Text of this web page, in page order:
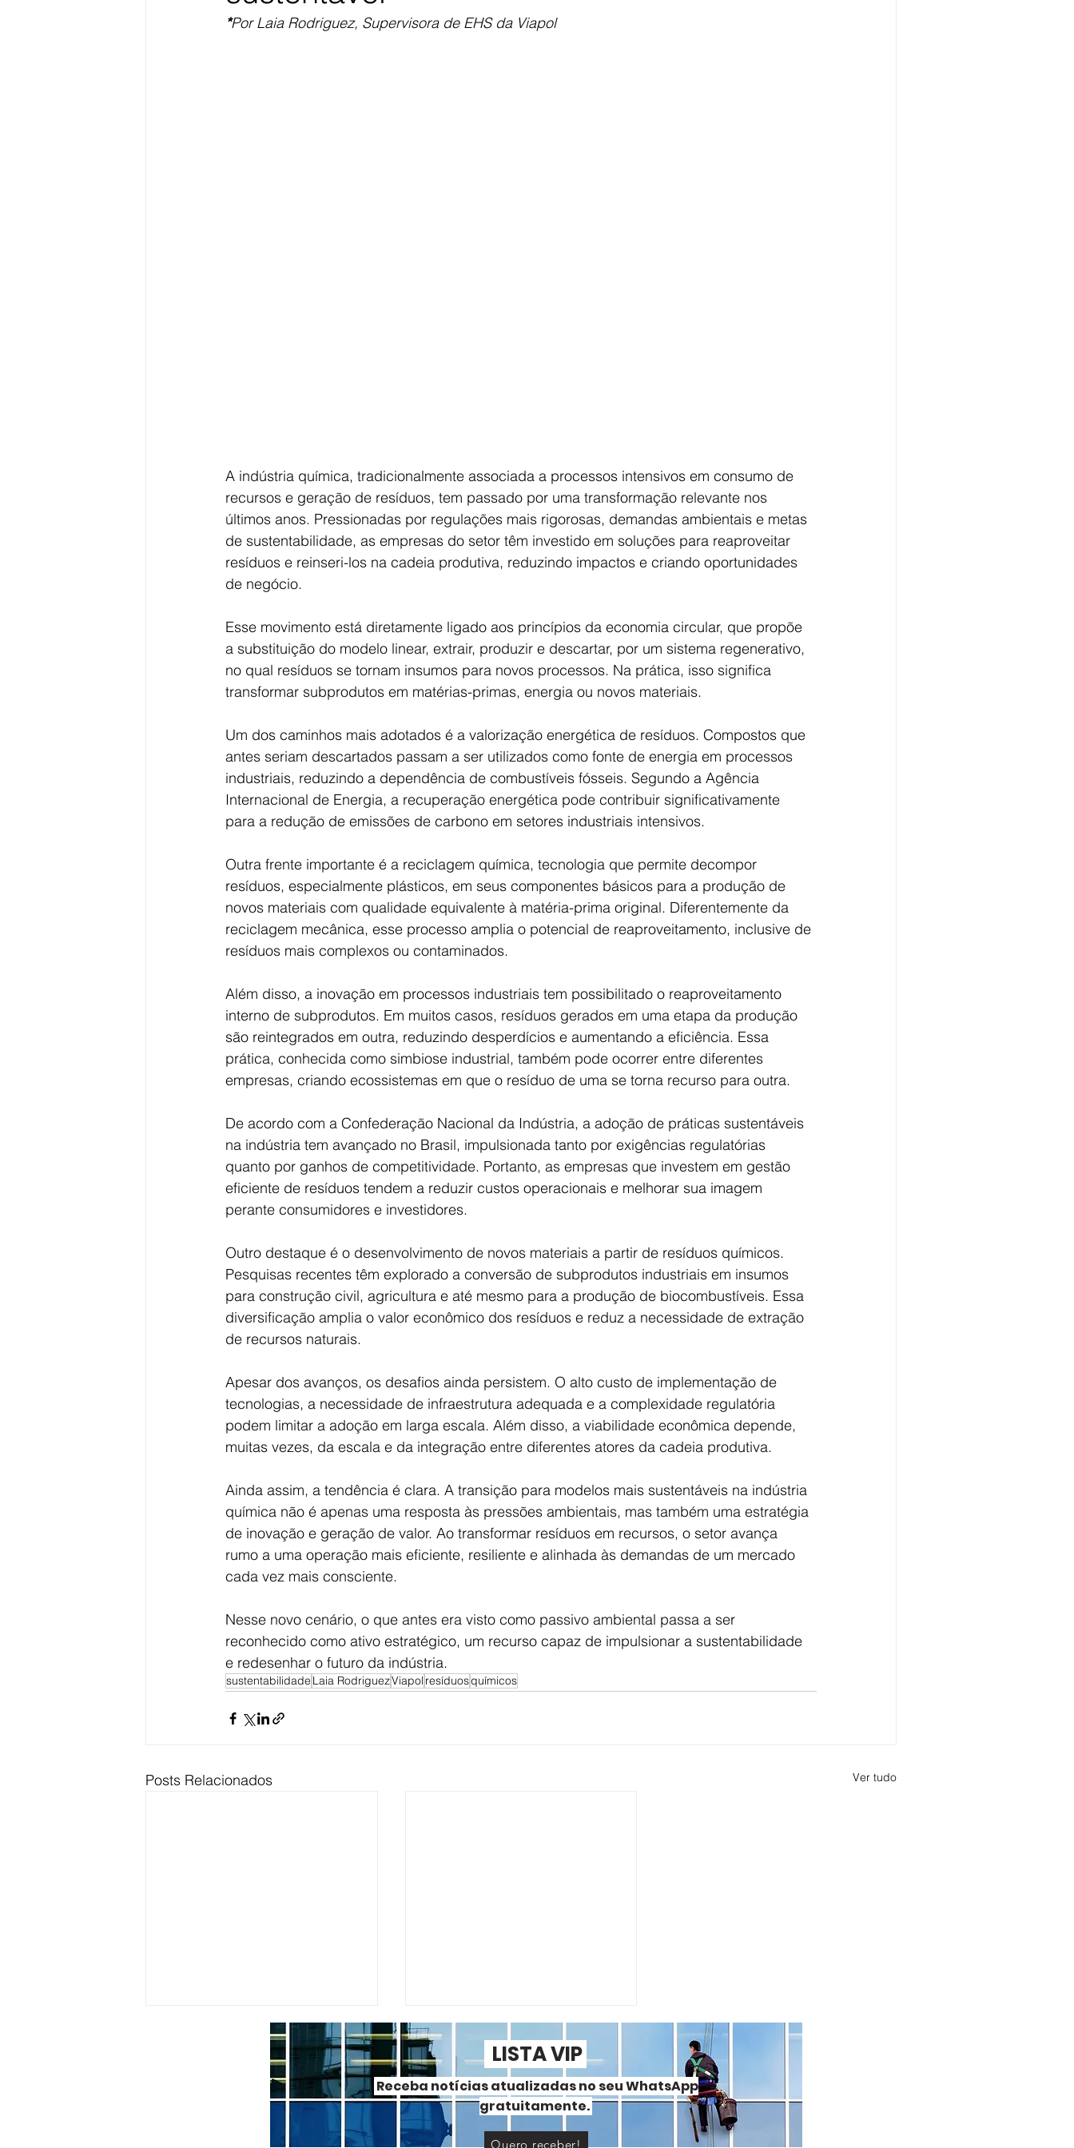
*Por Laia Rodriguez, Supervisora de EHS da Viapol
A indústria química, tradicionalmente associada a processos intensivos em consumo de
recursos e geração de resíduos, tem passado por uma transformação relevante nos
últimos anos. Pressionadas por regulações mais rigorosas, demandas ambientais e metas
de sustentabilidade, as empresas do setor têm investido em soluções para reaproveitar
resíduos e reinseri-los na cadeia produtiva, reduzindo impactos e criando oportunidades
de negócio.
Esse movimento está diretamente ligado aos princípios da economia circular, que propõe
a substituição do modelo linear, extrair, produzir e descartar, por um sistema regenerativo,
no qual resíduos se tornam insumos para novos processos. Na prática, isso significa
transformar subprodutos em matérias-primas, energia ou novos materiais.
Um dos caminhos mais adotados é a valorização energética de resíduos. Compostos que
antes seriam descartados passam a ser utilizados como fonte de energia em processos
industriais, reduzindo a dependência de combustíveis fósseis. Segundo a Agência
Internacional de Energia, a recuperação energética pode contribuir significativamente
para a redução de emissões de carbono em setores industriais intensivos.
Outra frente importante é a reciclagem química, tecnologia que permite decompor
resíduos, especialmente plásticos, em seus componentes básicos para a produção de
novos materiais com qualidade equivalente à matéria-prima original. Diferentemente da
reciclagem mecânica, esse processo amplia o potencial de reaproveitamento, inclusive de
resíduos mais complexos ou contaminados.
Além disso, a inovação em processos industriais tem possibilitado o reaproveitamento
interno de subprodutos. Em muitos casos, resíduos gerados em uma etapa da produção
são reintegrados em outra, reduzindo desperdícios e aumentando a eficiência. Essa
prática, conhecida como simbiose industrial, também pode ocorrer entre diferentes
empresas, criando ecossistemas em que o resíduo de uma se torna recurso para outra.
De acordo com a Confederação Nacional da Indústria, a adoção de práticas sustentáveis
na indústria tem avançado no Brasil, impulsionada tanto por exigências regulatórias
quanto por ganhos de competitividade. Portanto, as empresas que investem em gestão
eficiente de resíduos tendem a reduzir custos operacionais e melhorar sua imagem
perante consumidores e investidores.
Outro destaque é o desenvolvimento de novos materiais a partir de resíduos químicos.
Pesquisas recentes têm explorado a conversão de subprodutos industriais em insumos
para construção civil, agricultura e até mesmo para a produção de biocombustíveis. Essa
diversificação amplia o valor econômico dos resíduos e reduz a necessidade de extração
de recursos naturais.
Apesar dos avanços, os desafios ainda persistem. O alto custo de implementação de
tecnologias, a necessidade de infraestrutura adequada e a complexidade regulatória
podem limitar a adoção em larga escala. Além disso, a viabilidade econômica depende,
muitas vezes, da escala e da integração entre diferentes atores da cadeia produtiva.
Ainda assim, a tendência é clara. A transição para modelos mais sustentáveis na indústria
química não é apenas uma resposta às pressões ambientais, mas também uma estratégia
de inovação e geração de valor. Ao transformar resíduos em recursos, o setor avança
rumo a uma operação mais eficiente, resiliente e alinhada às demandas de um mercado
cada vez mais consciente.
Nesse novo cenário, o que antes era visto como passivo ambiental passa a ser
reconhecido como ativo estratégico, um recurso capaz de impulsionar a sustentabilidade
e redesenhar o futuro da indústria.
sustentabilidade Laia RodriguezViapol resíduosquímicos
Posts Relacionados Ver tudo
LISTA VIP
Receba notícias atualizadas no seu WhatsApp
gratuitamente.
Quero receber!